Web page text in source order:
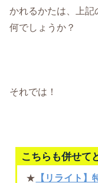
かれるかたは、上
何でしょうか？
それでは！
こちらも併せて
★ 【リライト